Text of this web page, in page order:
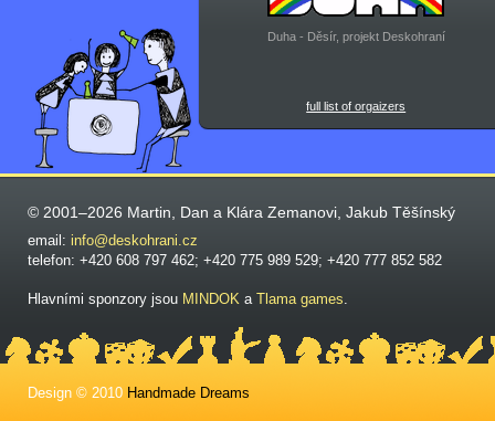
Duha - Děsír, projekt Deskohraní
full list of orgaizers
© 2001–2026 Martin, Dan a Klára Zemanovi, Jakub Těšínský
email: info@deskohrani.cz
telefon: +420 608 797 462; +420 775 989 529; +420 777 852 582
Hlavními sponzory jsou MINDOK a Tlama games.
Design © 2010 Handmade Dreams